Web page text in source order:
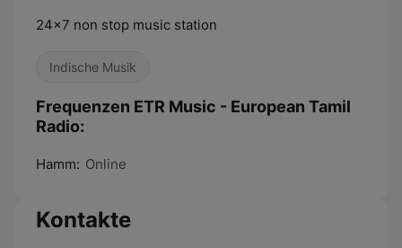
24x7 non stop music station
Indische Musik
Frequenzen ETR Music - European Tamil
Radio:
Hamm: Online
Kontakte